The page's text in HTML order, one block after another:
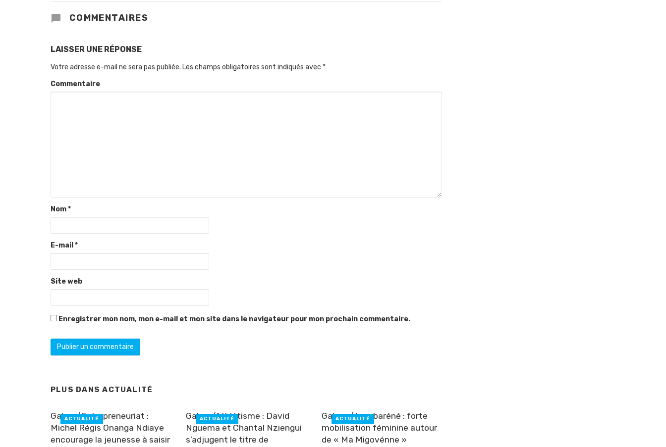
COMMENTAIRES
LAISSER UNE RÉPONSE
Votre adresse e-mail ne sera pas publiée. Les champs obligatoires sont indiqués avec *
Commentaire
Nom*
E-mail*
Site web
Enregistrer mon nom, mon e-mail et mon site dans le navigateur pour mon prochain commentaire.
PLUS DANSACTUALITÉ
Gabon/Entrepreneuriat :
Michel Régis Onanga Ndiaye
encourage la jeunesse à saisir
ACTUALITÉ
Gabon/Athlétisme : David
Nguema et Chantal Nziengui
s’adjugent le titre de
ACTUALITÉ
Gabon / Lambaréné : forte
mobilisation féminine autour
de « Ma Migovénne »
ACTUALITÉ